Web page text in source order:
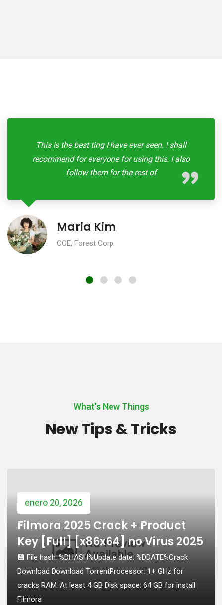
This is the best ting I have ever seen. I shall
recommend for everyone for using this. I also
follow them for the rest of
Maria Kim
COE, Forest Corp.
What’s New Things
New Tips & Tricks
enero 20, 2026
Filmora 2025 Crack + Product
Key [Full] [x86x64] no Virus 2025
💾 File hash: %DHASH%Update date: %DDATE%Crack
Download Download TorrentProcessor: 1+ GHz for
cracks RAM: At least 4 GB Disk space: 64 GB for install
Filmora